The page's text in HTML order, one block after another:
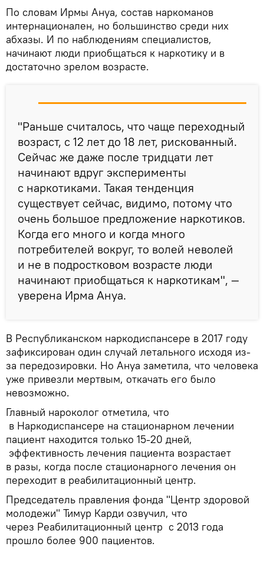
По словам Ирмы Ануа, состав наркоманов
интернационален, но большинство среди них
абхазы. И по наблюдениям специалистов,
начинают люди приобщаться к наркотику и в
достаточно зрелом возрасте.
"Раньше считалось, что чаще переходный
возраст, с 12 лет до 18 лет, рискованный.
Сейчас же даже после тридцати лет
начинают вдруг эксперименты
с наркотиками. Такая тенденция
существует сейчас, видимо, потому что
очень большое предложение наркотиков.
Когда его много и когда много
потребителей вокруг, то волей неволей
и не в подростковом возрасте люди
начинают приобщаться к наркотикам", —
уверена Ирма Ануа.
В Республиканском наркодиспансере в 2017 году
зафиксирован один случай летального исходя из-
за передозировки. Но Ануа заметила, что человека
уже привезли мертвым, откачать его было
невозможно.
Главный нароколог отметила, что
в Наркодиспансере на стационарном лечении
пациент находится только 15-20 дней,
эффективность лечения пациента возрастает
в разы, когда после стационарного лечения он
переходит в реабилитационный центр.
Председатель правления фонда "Центр здоровой
молодежи" Тимур Карди озвучил, что
через Реабилитационный центр с 2013 года
прошло более 900 пациентов.